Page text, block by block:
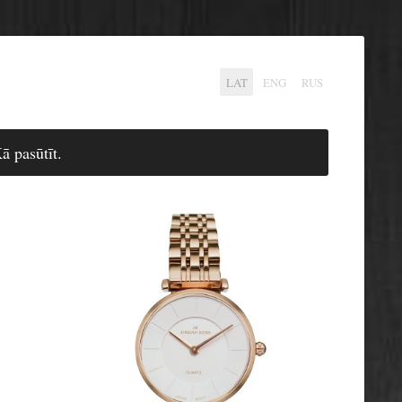
LAT ENG RUS
pasūtīt.